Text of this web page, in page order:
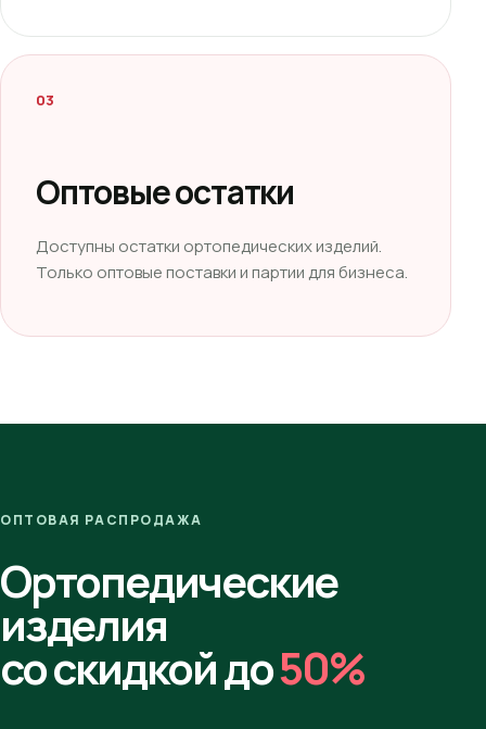
03
Оптовые остатки
Доступны остатки ортопедических изделий.
Только оптовые поставки и партии для бизнеса.
ОПТОВАЯ РАСПРОДАЖА
Ортопедические
изделия
со скидкой до50%